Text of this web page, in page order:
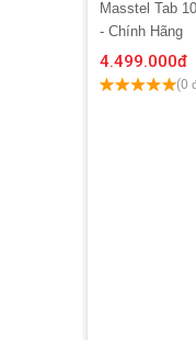
Masstel Tab
- Chính Hãng
4.499.000đ
(0